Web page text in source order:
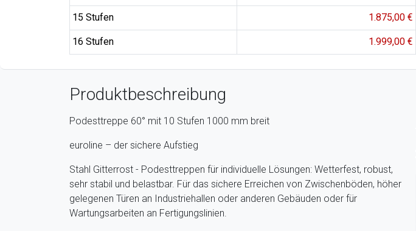
15 Stufen 1.875,00 €
16 Stufen 1.999,00 €
Produktbeschreibung
Podesttreppe 60° mit 10 Stufen 1000 mm breit
euroline – der sichere Aufstieg
Stahl Gitterrost - Podesttreppen für individuelle Lösungen: Wetterfest, robust,
sehr stabil und belastbar. Für das sichere Erreichen von Zwischenböden, höher
gelegenen Türen an Industriehallen oder anderen Gebäuden oder für
Wartungsarbeiten an Fertigungslinien.